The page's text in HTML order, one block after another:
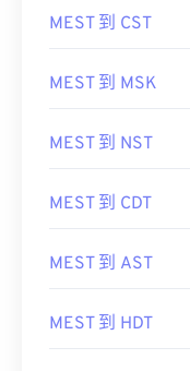
MEST 到 CST
MEST 到 MSK
MEST 到 NST
MEST 到 CDT
MEST 到 AST
MEST 到 HDT